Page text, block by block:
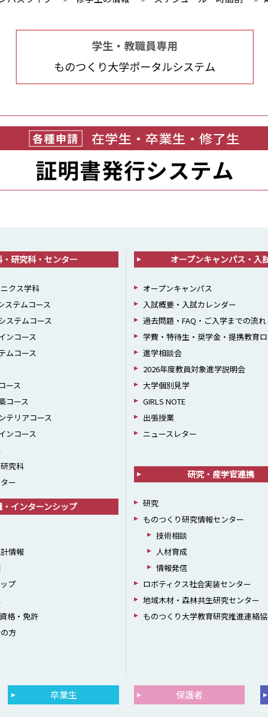
研究科・センター
クス学科
ステムコース
ステムコース
ンコース
ムコース
ース
コース
テリアコース
ンコース
究科
ー
・インターンシップ
情報
プ
・免許
方
オープンキャンパス・入
オープンキャンパス
入試概要・入試カレンダー
過去問題・FAQ・ご入学までの流れ
学費・特待生・奨学金・提携教育
進学相談会
2026年度教員対象進学説明会
大学個別見学
GIRLS NOTE
出張授業
ニュースレター
研究・産学官連携
研究
ものつくり研究情報センター
技術相談
人材育成
情報発信
ロボティクス社会実装センター
地域木材・森林共生研究センター
ものつくり大学教育研究推進連絡
卒業生 保護者